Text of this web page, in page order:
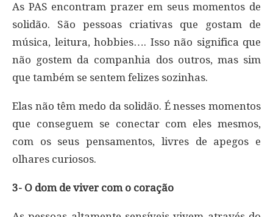
As PAS encontram prazer em seus momentos de
solidão. São pessoas criativas que gostam de
música, leitura, hobbies…. Isso não significa que
não gostem da companhia dos outros, mas sim
que também se sentem felizes sozinhas.
Elas não têm medo da solidão. É nesses momentos
que conseguem se conectar com eles mesmos,
com os seus pensamentos, livres de apegos e
olhares curiosos.
3- O dom de viver com o coração